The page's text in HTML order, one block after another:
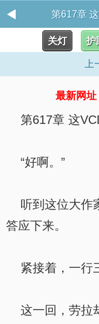
第617章
关灯 护
最新网
第617章 这
“好啊。”
听到这位大作
答应下来。
紧接着，一行
这一回，劳拉